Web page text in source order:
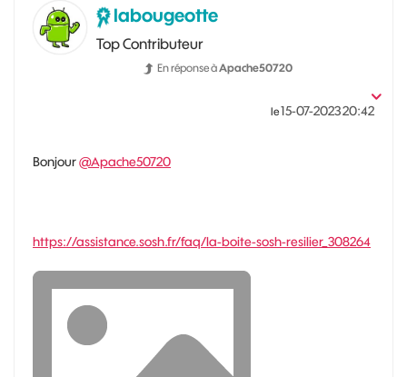
labougeotte
Top Contributeur
En réponse àApache50720
le‎15-07-202320:42
Bonjour@Apache50720
https://assistance.sosh.fr/faq/la-boite-sosh-resilier_308264